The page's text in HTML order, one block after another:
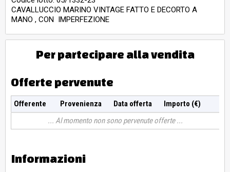
CAVALLUCCIO MARINO VINTAGE FATTO E DECORTO A
MANO , CON IMPERFEZIONE
Per partecipare alla vendita
Offerte pervenute
Offerente Provenienza Data offerta
Importo (€)
Al momento non sono pervenute offerte
Informazioni